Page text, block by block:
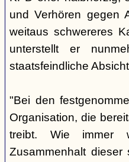
und Verhören gegen
weitaus schwereres
unterstellt er
staatsfeindliche
"Bei den
Organisation, die
treibt. Wie immer
Zusammenhalt